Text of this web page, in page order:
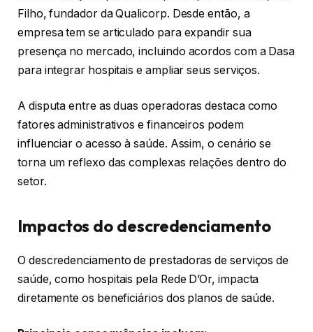
Filho, fundador da Qualicorp. Desde então, a
empresa tem se articulado para expandir sua
presença no mercado, incluindo acordos com a Dasa
para integrar hospitais e ampliar seus serviços.
A disputa entre as duas operadoras destaca como
fatores administrativos e financeiros podem
influenciar o acesso à saúde. Assim, o cenário se
torna um reflexo das complexas relações dentro do
setor.
Impactos do descredenciamento
O descredenciamento de prestadoras de serviços de
saúde, como hospitais pela Rede D’Or, impacta
diretamente os beneficiários dos planos de saúde.